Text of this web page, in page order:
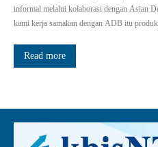
informal melalui kolaborasi dengan Asian
kami kerja samakan dengan ADB itu produk
Read more